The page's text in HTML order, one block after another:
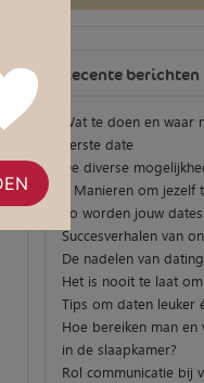
Recente berichten
Wat te doen en
eerste date
De diverse
3 Manieren om jezelf
Zo worden jouw
Succesverhalen van
De nadelen van
Het is nooit te laat
Tips om daten leuker
Hoe bereiken man
in de slaapkamer?
Rol communicatie bij